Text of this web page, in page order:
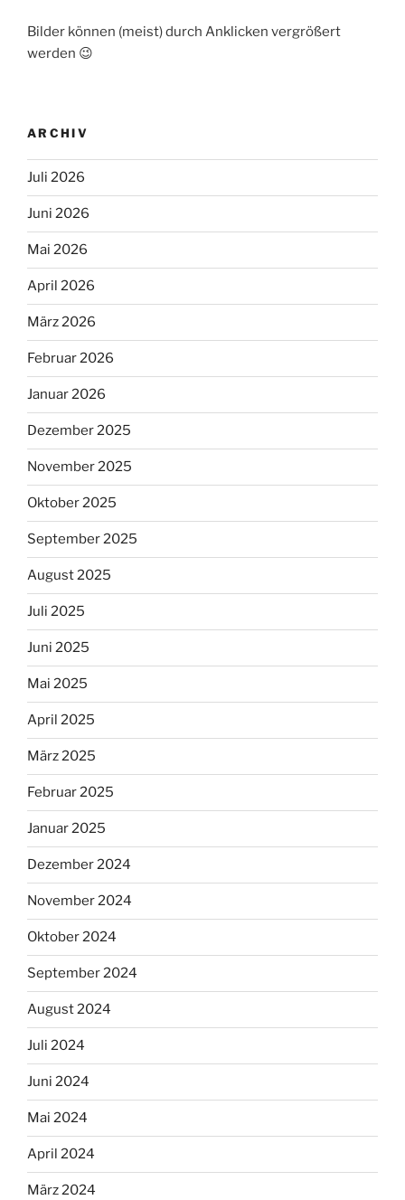
Bilder können (meist) durch Anklicken vergrößert
werden 😉
ARCHIV
Juli 2026
Juni 2026
Mai 2026
April 2026
März 2026
Februar 2026
Januar 2026
Dezember 2025
November 2025
Oktober 2025
September 2025
August 2025
Juli 2025
Juni 2025
Mai 2025
April 2025
März 2025
Februar 2025
Januar 2025
Dezember 2024
November 2024
Oktober 2024
September 2024
August 2024
Juli 2024
Juni 2024
Mai 2024
April 2024
März 2024